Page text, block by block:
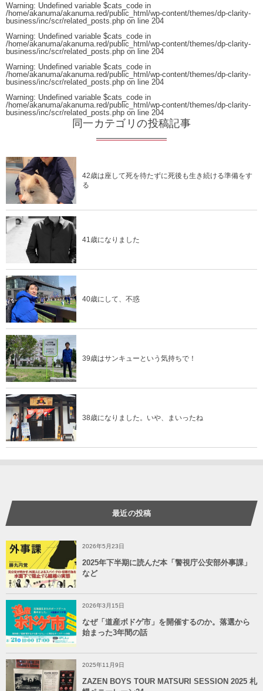
Warning: Undefined variable $cats_code in
/home/akanuma/akanuma.red/public_html/wp-content/themes/dp-clarity-
business/inc/scr/related_posts.php on line 204
Warning: Undefined variable $cats_code in
/home/akanuma/akanuma.red/public_html/wp-content/themes/dp-clarity-
business/inc/scr/related_posts.php on line 204
Warning: Undefined variable $cats_code in
/home/akanuma/akanuma.red/public_html/wp-content/themes/dp-clarity-
business/inc/scr/related_posts.php on line 204
Warning: Undefined variable $cats_code in
/home/akanuma/akanuma.red/public_html/wp-content/themes/dp-clarity-
business/inc/scr/related_posts.php on line 204
同一カテゴリの投稿記事
42歳は座して死を待たずに死後も生き続ける準備をす
る
41歳になりました
40歳にして、不惑
39歳はサンキューという気持ちで！
38歳になりました。いや、まいったね
最近の投稿
2026年5月23日
2025年下半期に読んだ本「警視庁公安部外事課」
など
2026年3月15日
なぜ「道産ボドゲ市」を開催するのか。落選から
始まった3年間の話
2025年11月9日
ZAZEN BOYS TOUR MATSURI SESSION 2025 札